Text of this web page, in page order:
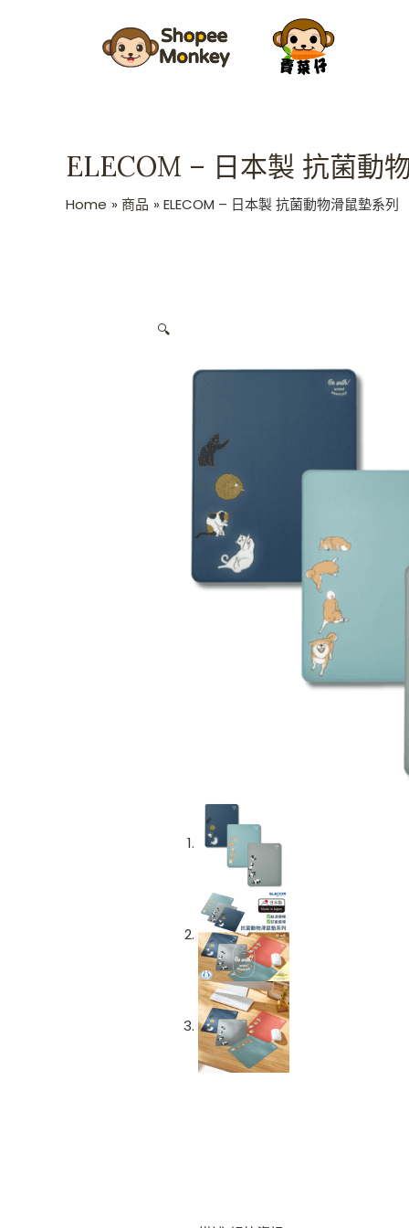
ELECOM – 日本製 抗菌動
Home 商品 ELECOM – 日本製 抗菌動物滑鼠墊系列
🔍